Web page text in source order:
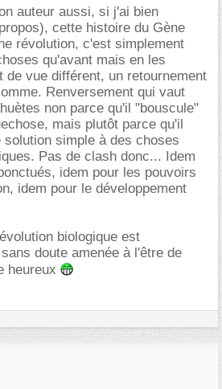
auteur aussi, si j'ai bien
cette histoire du Gène
révolution, c'est simplement
qu'avant mais en les
de vue différent, un retournement
Renversement qui vaut
non parce qu'il "bouscule"
mais plutôt parce qu'il
simple à des choses
Pas de clash donc... Idem
idem pour les pouvoirs
idem pour le développement
biologique est
doute amenée à l'être de
heureux